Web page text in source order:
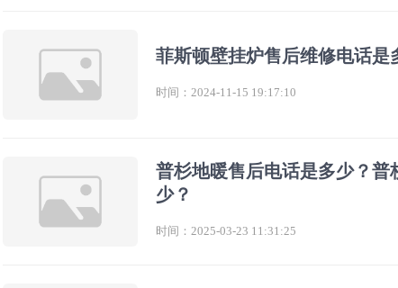
菲斯顿壁挂炉售后维修电话是
时间：2024-11-15 19:17:10
普杉地暖售后电话是多少？普
少？
时间：2025-03-23 11:31:25